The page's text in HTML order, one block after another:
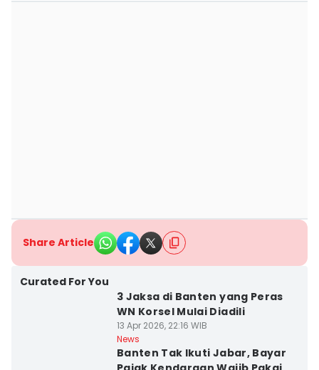
Share Article
Curated For You
3 Jaksa di Banten yang Peras
WN Korsel Mulai Diadili
13 Apr 2026, 22:16 WIB
News
Banten Tak Ikuti Jabar, Bayar